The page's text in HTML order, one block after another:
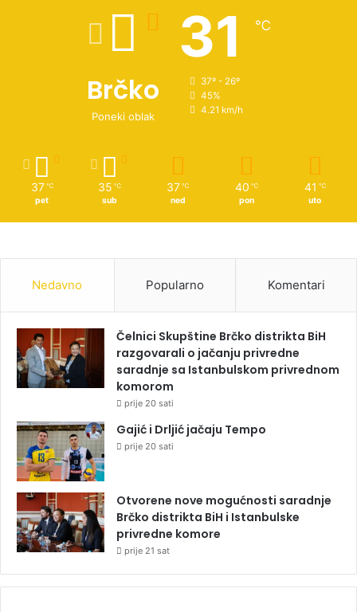
Brčko
Poneki oblak
31 ℃
37º - 26º
45%
4.21 km/h
37 ℃
pet
35 ℃
sub
37 ℃
ned
40 ℃
pon
41 ℃
uto
Nedavno Popularno Komentari
Čelnici Skupštine Brčko distrikta BiH
razgovarali o jačanju privredne
saradnje sa Istanbulskom privrednom
komorom
prije 20 sati
Gajić i Drljić jačaju Tempo
prije 20 sati
Otvorene nove mogućnosti saradnje
Brčko distrikta BiH i Istanbulske
privredne komore
prije 21 sat